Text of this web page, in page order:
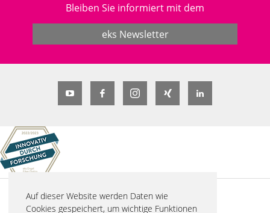
Auf dieser Website werden Daten wie
Cookies gespeichert, um wichtige Funktionen
Bleiben Sie informiert mit dem
eks Newsletter
© 2026 eks Engel FOS GmbH & Co. KG